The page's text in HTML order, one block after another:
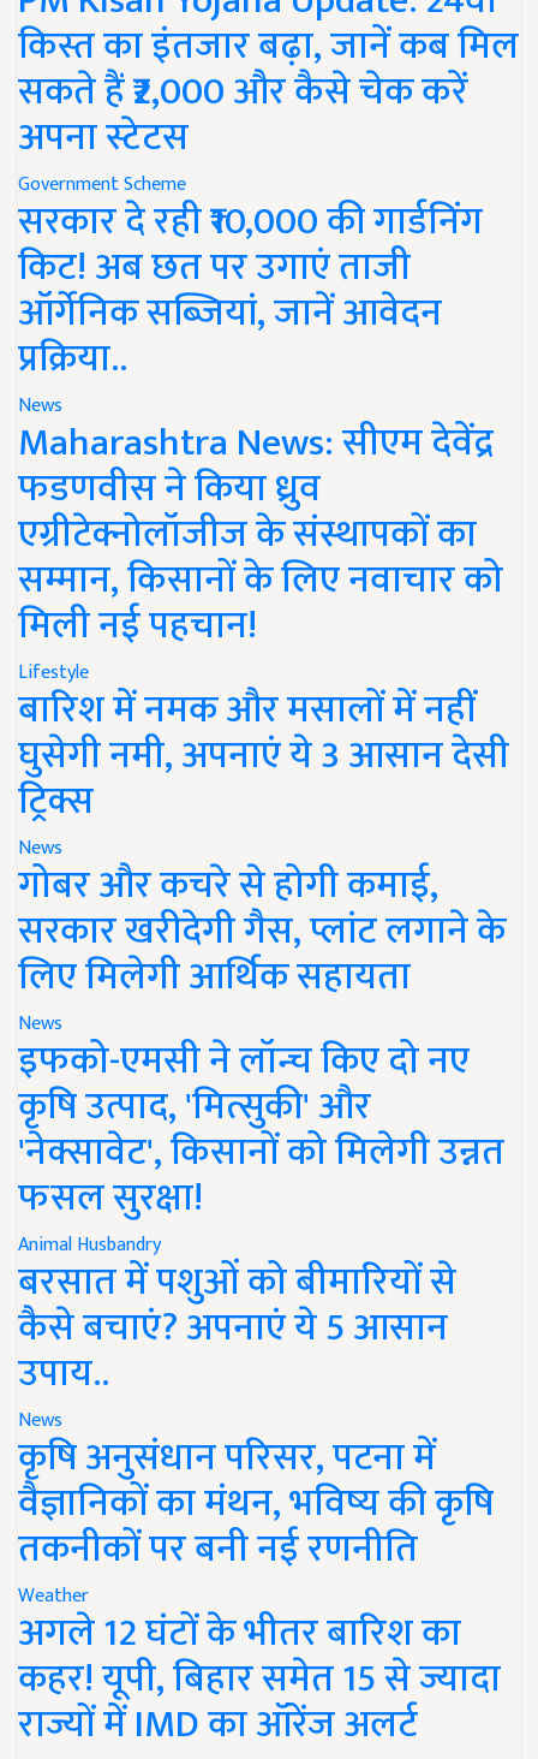
किस्त का इंतजार बढ़ा, जानें कब मिल
सकते हैं ₹2,000 और कैसे चेक करें
अपना स्टेटस
Government Scheme
सरकार दे रही ₹10,000 की गार्डनिंग
किट! अब छत पर उगाएं ताजी
ऑर्गेनिक सब्जियां, जानें आवेदन
प्रक्रिया..
News
Maharashtra News: सीएम देवेंद्र
फडणवीस ने किया ध्रुव
एग्रीटेक्नोलॉजीज के संस्थापकों का
सम्मान, किसानों के लिए नवाचार को
मिली नई पहचान!
Lifestyle
बारिश में नमक और मसालों में नहीं
घुसेगी नमी, अपनाएं ये 3 आसान देसी
ट्रिक्स
News
गोबर और कचरे से होगी कमाई,
सरकार खरीदेगी गैस, प्लांट लगाने के
लिए मिलेगी आर्थिक सहायता
News
इफको-एमसी ने लॉन्च किए दो नए
कृषि उत्पाद, 'मित्सुकी' और
'नेक्सावेट', किसानों को मिलेगी उन्नत
फसल सुरक्षा!
Animal Husbandry
बरसात में पशुओं को बीमारियों से
कैसे बचाएं? अपनाएं ये 5 आसान
उपाय..
News
कृषि अनुसंधान परिसर, पटना में
वैज्ञानिकों का मंथन, भविष्य की कृषि
तकनीकों पर बनी नई रणनीति
Weather
अगले 12 घंटों के भीतर बारिश का
कहर! यूपी, बिहार समेत 15 से ज्यादा
राज्यों में IMD का ऑरेंज अलर्ट